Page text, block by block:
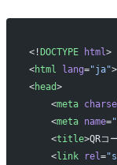
<! DOCTYPE html>
<html lang="ja">
<head>
    <
meta
    <
meta name=
    <
title>QRコ
    <
link rel=